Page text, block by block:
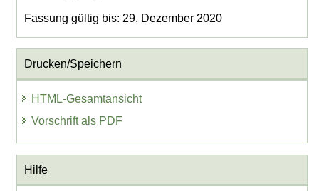
Fassung gültig bis: 29. Dezember 2020
Drucken/Speichern
HTML-Gesamtansicht
Vorschrift als PDF
Hilfe